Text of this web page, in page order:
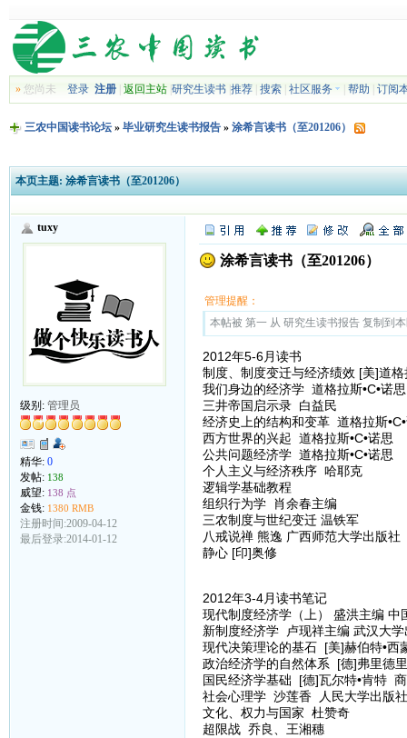
»您尚未 登录 注册| 返回主站| 研究生读书| 推荐| 搜索| 社区服务 帮助 订阅
三农中国读书论坛» 毕业研究生读书报告» 涂希言读书（至201206）
本页主题: 涂希言读书（至201206）
tuxy
级别: 管理员
精华: 0
发帖: 138
威望: 138 点
金钱: 1380 RMB
注册时间:2009-04-12
最后登录:2014-01-12
涂希言读书（至201206）
管理提醒：
本帖被 第一 从 研究生读书报告 复制到
2012年5-6月读书
制度、制度变迁与经济绩效 [美]道格
我们身边的经济学 道格拉斯•C•诺思
三井帝国启示录 白益民
经济史上的结构和变革 道格拉斯
西方世界的兴起 道格拉斯•C•诺思
公共问题经济学 道格拉斯•C•诺思
个人主义与经济秩序 哈耶克
逻辑学基础教程
组织行为学 肖余春主编
三农制度与世纪变迁 温铁军
八戒说禅 熊逸 广西师范大学出版社
静心 [印]奥修
2012年3-4月读书笔记
现代制度经济学（上） 盛洪主编 中
新制度经济学 卢现祥主编 武汉大学
现代决策理论的基石 [美]赫伯特•西
政治经济学的自然体系 [德]弗里德
国民经济学基础 [德]瓦尔特•肯特
社会心理学 沙莲香 人民大学出版社
文化、权力与国家 杜赞奇
超限战 乔良、王湘穗